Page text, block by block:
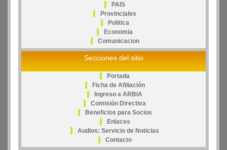
PAIS
Provinciales
Politica
Economia
Comunicacion
Secciones del sitio
Portada
Ficha de Afiliación
Ingreso a ARBIA
Comisión Directiva
Beneficios para Socios
Enlaces
Audios: Servicio de Noticias
Contacto